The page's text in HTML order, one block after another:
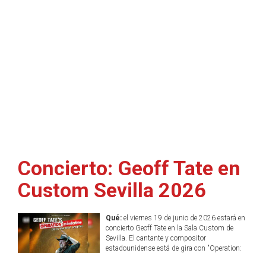
Concierto: Geoff Tate en
Custom Sevilla 2026
Qué:el viernes 19 de junio de 2026 estará en
concierto Geoff Tate en la Sala Custom de
Sevilla. El cantante y compositor
estadounidense está de gira con "Operation: